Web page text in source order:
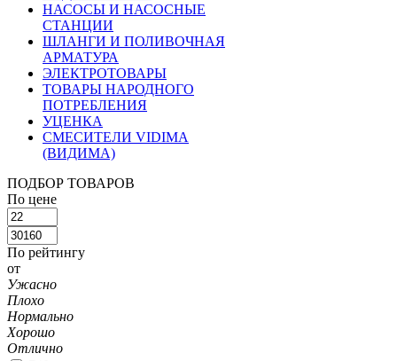
НАСОСЫ И НАСОСНЫЕ
СТАНЦИИ
ШЛАНГИ И ПОЛИВОЧНАЯ
АРМАТУРА
ЭЛЕКТРОТОВАРЫ
ТОВАРЫ НАРОДНОГО
ПОТРЕБЛЕНИЯ
УЦЕНКА
СМЕСИТЕЛИ VIDIMA
(ВИДИМА)
ПОДБОР ТОВАРОВ
По цене
По рейтингу
от
Ужасно
Плохо
Нормально
Хорошо
Отлично